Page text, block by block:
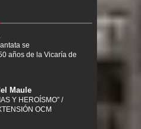
se
años de la Vicaría de
Maule
Y HEROÍSMO” /
OCM